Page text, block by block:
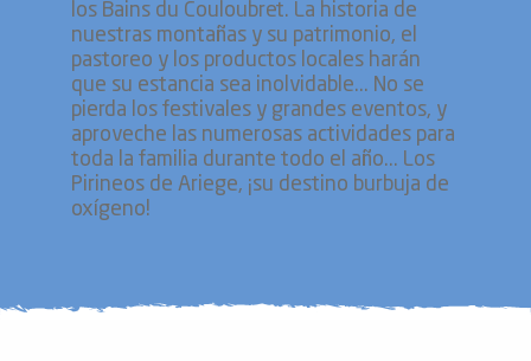
los Bains du Couloubret. La historia de
nuestras montañas y su patrimonio, el
pastoreo y los productos locales harán
que su estancia sea inolvidable... No se
pierda los festivales y grandes eventos, y
aproveche las numerosas actividades para
toda la familia durante todo el año... Los
Pirineos de Ariege, ¡su destino burbuja de
oxígeno!